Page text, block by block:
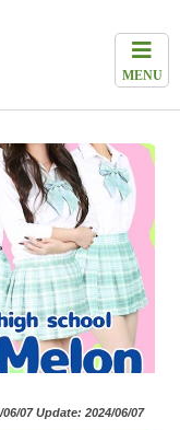
MENU
07 Update: 2024/06/07